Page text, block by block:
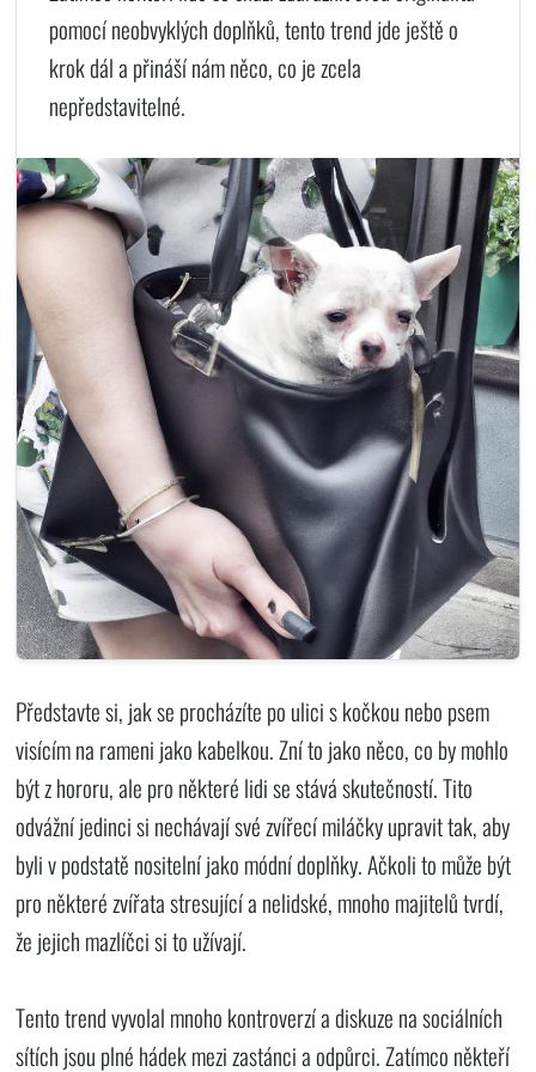
pomocí neobvyklých doplňků, tento trend jde ještě o
krok dál a přináší nám něco, co je zcela
nepředstavitelné.
Představte si, jak se procházíte po ulici s kočkou nebo psem
visícím na rameni jako kabelkou. Zní to jako něco, co by mohlo
být z hororu, ale pro některé lidi se stává skutečností. Tito
odvážní jedinci si nechávají své zvířecí miláčky upravit tak, aby
byli v podstatě nositelní jako módní doplňky. Ačkoli to může být
pro některé zvířata stresující a nelidské, mnoho majitelů tvrdí,
že jejich mazlíčci si to užívají.
Tento trend vyvolal mnoho kontroverzí a diskuze na sociálních
sítích jsou plné hádek mezi zastánci a odpůrci. Zatímco někteří